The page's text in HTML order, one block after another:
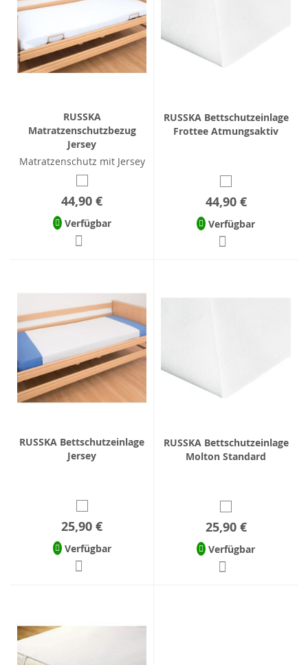
RUSSKA
Matratzenschutzbezug
Jersey
Matratzenschutz mit Jersey
44,90 €
Verfügbar
RUSSKA Bettschutzeinlage
Frottee Atmungsaktiv
44,90 €
Verfügbar
RUSSKA Bettschutzeinlage
Jersey
25,90 €
Verfügbar
RUSSKA Bettschutzeinlage
Molton Standard
25,90 €
Verfügbar